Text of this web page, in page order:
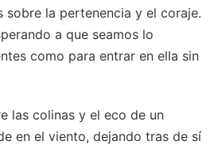
sobre la pertenencia y el coraje.
a que seamos lo
como para entrar en ella sin
las colinas y el eco de un
en el viento, dejando tras de sí